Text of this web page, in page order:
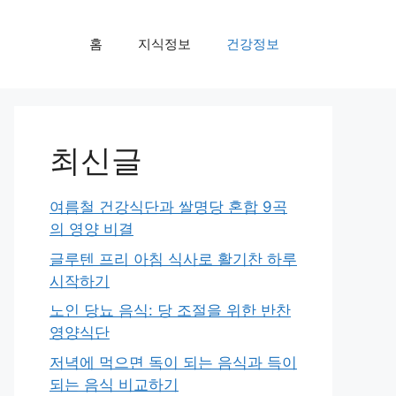
홈 지식정보 건강정보
최신글
여름철 건강식단과 쌀명당 혼합 9곡
의 영양 비결
글루텐 프리 아침 식사로 활기찬 하루
시작하기
노인 당뇨 음식: 당 조절을 위한 반찬
영양식단
저녁에 먹으면 독이 되는 음식과 득이
되는 음식 비교하기